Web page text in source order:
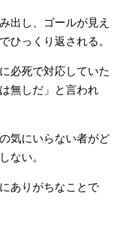
出し、ゴールが見え
ひっくり返される。
必死で対応していた
無しだ」と言われ
気にいらない者がど
ない。
ありがちなことで